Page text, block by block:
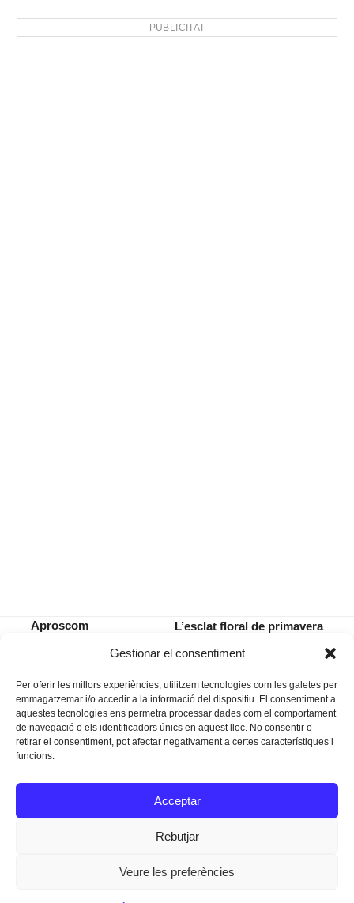
Gestionar el consentiment
Per oferir les millors experiències, utilitzem tecnologies com les galetes per
emmagatzemar i/o accedir a la informació del dispositiu. El consentiment a
aquestes tecnologies ens permetrà processar dades com el comportament
de navegació o els identificadors únics en aquest lloc. No consentir o
retirar el consentiment, pot afectar negativament a certes característiques i
funcions.
Acceptar
Rebutjar
Veure les preferències
PUBLICITAT
Aproscom
next
L’esclat floral de primavera
Instagram
Facebook
Twitter
Texts Legals